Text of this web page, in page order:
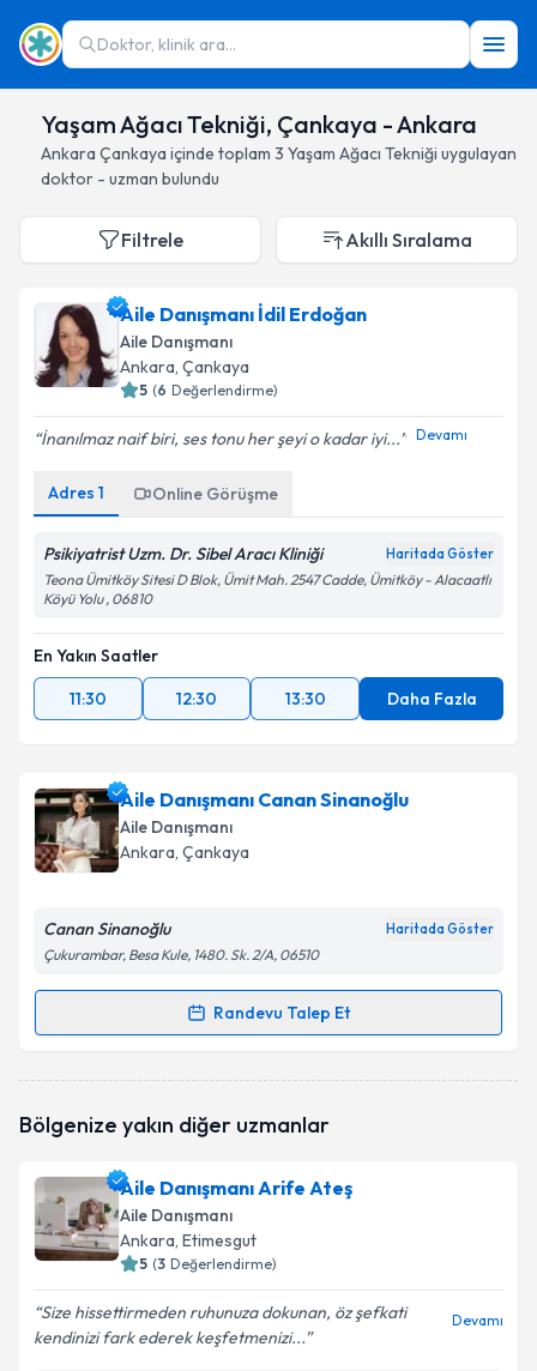
Doktor, klinik ara...
Yaşam Ağacı Tekniği, Çankaya - Ankara
Ankara Çankaya içinde toplam 3 Yaşam Ağacı Tekniği uygulayan
doktor - uzman bulundu
Filtrele Akıllı Sıralama
Aile Danışmanı İdil Erdoğan
Aile Danışmanı
Ankara, Çankaya
5 (6 Değerlendirme)
İnanılmaz naif biri, ses tonu her şeyi o kadar iyi... Devamı
Adres 1 Online Görüşme
Psikiyatrist Uzm. Dr. Sibel Aracı Kliniği Haritada Göster
Teona Ümitköy Sitesi D Blok, Ümit Mah. 2547 Cadde, Ümitköy - Alacaatlı
Köyü Yolu , 06810
En Yakın Saatler
11:30
12:30 13:30 Daha Fazla
Aile Danışmanı Canan Sinanoğlu
Aile Danışmanı
Ankara, Çankaya
Canan Sinanoğlu Haritada Göster
Çukurambar, Besa Kule, 1480. Sk. 2/A, 06510
Randevu Talep Et
Randevu Takvimi Talebi
takvimi talebi oluşturun. Size bu uzmandan randevu
bilgilendireceğiz.
E-posta Adresiniz
Kişisel verilerimin işlenmesine ilişkin
Bölgenize yakın diğer uzmanlar
Aile Danışmanı Arife Ateş
Aile Danışmanı
Ankara, Etimesgut
5 (3 Değerlendirme)
Size hissettirmeden ruhunuza dokunan, öz şefkati
kendinizi fark ederek keşfetmenizi...
Devamı